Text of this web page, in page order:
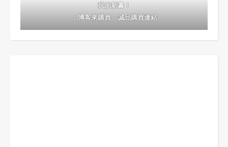
我的新書！
｜博客來購買｜誠品購買連結